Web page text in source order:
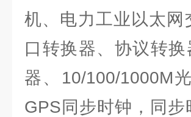
机、电力工业以太
口转换器、协议转
器、10/100/1000M
GPS同步时钟，同